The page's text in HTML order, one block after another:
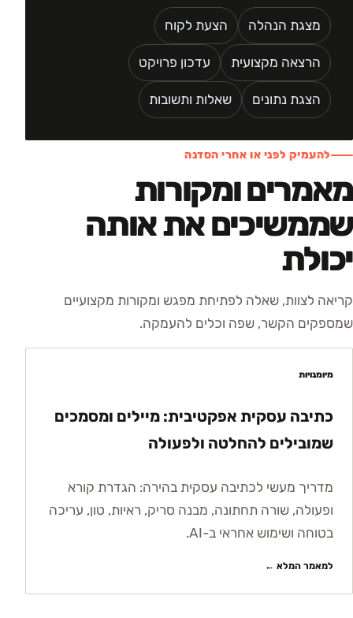
מצגת הנהלה הצעת לקוח
הרצאה מקצועית עדכון פרויקט
הצגת נתונים שאלות ותשובות
להעמיק לפני או אחרי הסדנה
מאמרים ומקורות
שממשיכים את אותה
יכולת
קריאה לצוות, שאלה לפתיחת מפגש ומקורות מקצועיים
שמספקים הקשר, שפה וכלים להעמקה.
מיומנויות
כתיבה עסקית אפקטיבית: מיילים ומסמכים
שמובילים להחלטה ולפעולה
מדריך מעשי לכתיבה עסקית בהירה: הגדרת קורא
ופעולה, שורה תחתונה, מבנה סריק, ראיות, טון, עריכה
בטוחה ושימוש אחראי ב-AI.
למאמר המלא ←